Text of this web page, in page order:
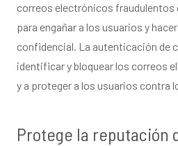
correos electrónicos fraudulentos
para engañar a los usuarios y
confidencial. La autenticación de
identificar y bloquear los correos
y a proteger a los usuarios contra
Protege la reputación